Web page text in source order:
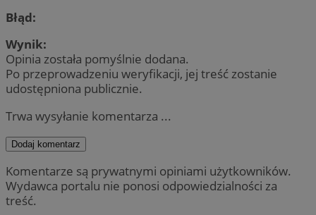
Błąd:
Wynik:
Opinia została pomyślnie dodana.
Po przeprowadzeniu weryfikacji, jej treść zostanie
udostępniona publicznie.
Trwa wysyłanie komentarza ...
Dodaj komentarz
Komentarze są prywatnymi opiniami użytkowników.
Wydawca portalu nie ponosi odpowiedzialności za
treść.